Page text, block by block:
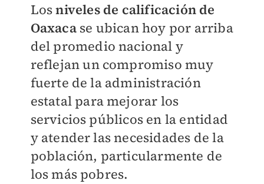
Losniveles de calificación de
Oaxaca se ubican hoy por arriba
del promedio nacional y
reflejan un compromiso muy
fuerte de la administración
estatal para mejorar los
servicios públicos en la entidad
y atender las necesidades de la
población, particularmente de
los más pobres.